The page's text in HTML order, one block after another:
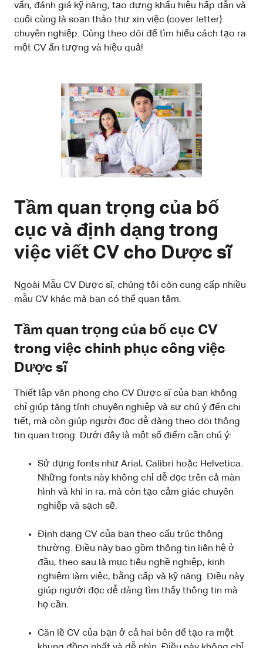
vấn, đánh giá kỹ năng, tạo dựng khẩu hiệu hấp dẫn và
cuối cùng là soạn thảo thư xin việc (cover letter)
chuyên nghiệp. Cùng theo dõi để tìm hiểu cách tạo ra
một CV ấn tượng và hiệu quả!
Tầm quan trọng của bố
cục và định dạng trong
việc viết CV cho Dược sĩ
Ngoài Mẫu CV Dược sĩ, chúng tôi còn cung cấp nhiều
mẫu CV khác mà bạn có thể quan tâm.
Tầm quan trọng của bố cục CV
trong việc chinh phục công việc
Dược sĩ
Thiết lập văn phong cho CV Dược sĩ của bạn không
chỉ giúp tăng tính chuyên nghiệp và sự chú ý đến chi
tiết, mà còn giúp người đọc dễ dàng theo dõi thông
tin quan trọng. Dưới đây là một số điểm cần chú ý:
Sử dụng fonts như Arial, Calibri hoặc Helvetica.
Những fonts này không chỉ dễ đọc trên cả màn
hình và khi in ra, mà còn tạo cảm giác chuyên
nghiệp và sạch sẽ.
Định dạng CV của bạn theo cấu trúc thông
thường. Điều này bao gồm thông tin liên hệ ở
đầu, theo sau là mục tiêu nghề nghiệp, kinh
nghiệm làm việc, bằng cấp và kỹ năng. Điều này
giúp người đọc dễ dàng tìm thấy thông tin mà
họ cần.
Căn lề CV của bạn ở cả hai bên để tạo ra một